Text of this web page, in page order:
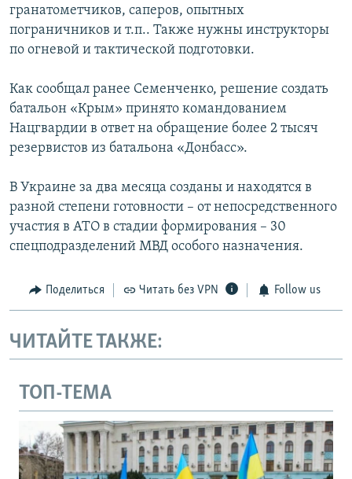
гранатометчиков, саперов, опытных
пограничников и т.п.. Также нужны инструкторы
по огневой и тактической подготовки.
Как сообщал ранее Семенченко, решение создать
батальон «Крым» принято командованием
Нацгвардии в ответ на обращение более 2 тысяч
резервистов из батальона «Донбасс».
В Украине за два месяца созданы и находятся в
разной степени готовности – от непосредственного
участия в АТО в стадии формирования – 30
спецподразделений МВД особого назначения.
Поделиться Читать без VPN Follow us
ЧИТАЙТЕ ТАКЖЕ:
ТОП-ТЕМА